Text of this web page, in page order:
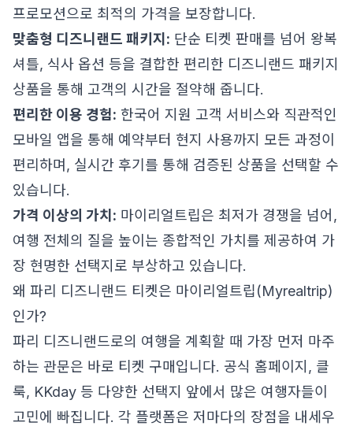
프로모션으로 최적의 가격을 보장합니다.
맞춤형 디즈니랜드 패키지: 단순 티켓 판매를 넘어 왕복
셔틀, 식사 옵션 등을 결합한 편리한 디즈니랜드 패키지
상품을 통해 고객의 시간을 절약해 줍니다.
편리한 이용 경험: 한국어 지원 고객 서비스와 직관적인
모바일 앱을 통해 예약부터 현지 사용까지 모든 과정이
편리하며, 실시간 후기를 통해 검증된 상품을 선택할 수
있습니다.
가격 이상의 가치: 마이리얼트립은 최저가 경쟁을 넘어,
여행 전체의 질을 높이는 종합적인 가치를 제공하여 가
장 현명한 선택지로 부상하고 있습니다.
왜 파리 디즈니랜드 티켓은 마이리얼트립(Myrealtrip)
인가?
파리 디즈니랜드로의 여행을 계획할 때 가장 먼저 마주
하는 관문은 바로 티켓 구매입니다. 공식 홈페이지, 클
룩, KKday 등 다양한 선택지 앞에서 많은 여행자들이
고민에 빠집니다. 각 플랫폼은 저마다의 장점을 내세우